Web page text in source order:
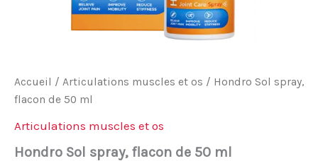
Accueil / Articulations muscles et os / Hondro Sol spray,
flacon de 50 ml
Articulations muscles et os
Hondro Sol spray, flacon de 50 ml